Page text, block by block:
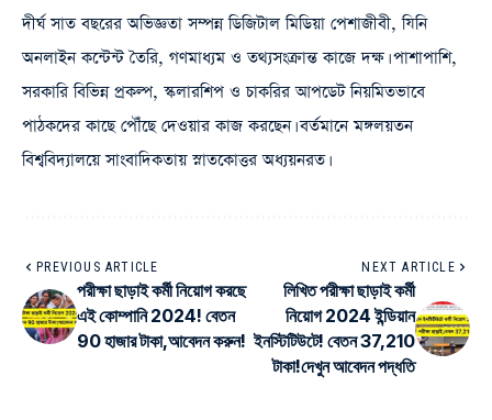
দীর্ঘ সাত বছরের অভিজ্ঞতা সম্পন্ন ডিজিটাল মিডিয়া পেশাজীবী, যিনি
অনলাইন কন্টেন্ট তৈরি, গণমাধ্যম ও তথ্যসংক্রান্ত কাজে দক্ষ। পাশাপাশি,
সরকারি বিভিন্ন প্রকল্প, স্কলারশিপ ও চাকরির আপডেট নিয়মিতভাবে
পাঠকদের কাছে পৌঁছে দেওয়ার কাজ করছেন। বর্তমানে মঙ্গলয়তন
বিশ্ববিদ্যালয়ে সাংবাদিকতায় স্নাতকোত্তর অধ্যয়নরত।
PREVIOUS ARTICLE
পরীক্ষা ছাড়াই কর্মী নিয়োগ করছে
এই কোম্পানি 2024! বেতন
90 হাজার টাকা,আবেদন করুন!
NEXT ARTICLE
লিখিত পরীক্ষা ছাড়াই কর্মী
নিয়োগ 2024 ইন্ডিয়ান
ইনস্টিটিউটে! বেতন 37,210
টাকা!দেখুন আবেদন পদ্ধতি